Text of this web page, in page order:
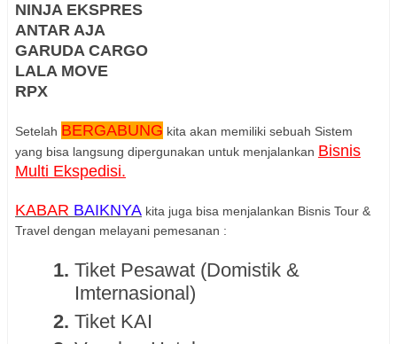
NINJA EKSPRES
ANTAR AJA
GARUDA CARGO
LALA MOVE
RPX
Setelah BERGABUNG kita akan memiliki sebuah Sistem
yang bisa langsung dipergunakan untuk menjalankan Bisnis
Multi Ekspedisi.
KABAR BAIKNYA kita juga bisa menjalankan Bisnis Tour &
Travel dengan melayani pemesanan :
Tiket Pesawat (Domistik &
Imternasional)
Tiket KAI